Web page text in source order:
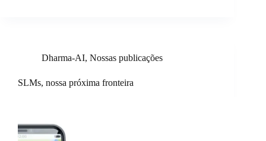
Dharma-AI, Nossas publicações
SLMs, nossa próxima fronteira